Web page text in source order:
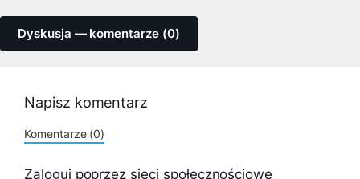
Dyskusja — komentarze (0)
Napisz komentarz
Komentarze (0)
Zaloguj poprzez sieci społecznościowe